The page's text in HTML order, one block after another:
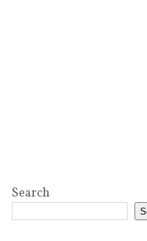
Search